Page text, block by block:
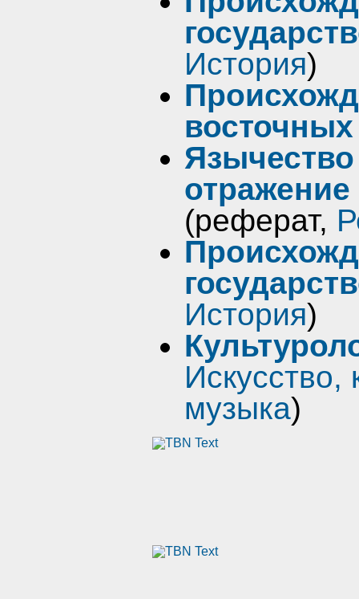
История)
(реферат,
История)
Искусство,
музыка)